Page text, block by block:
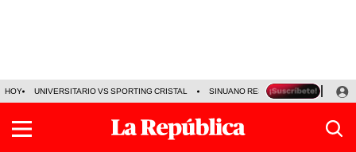
HOY UNIVERSITARIO VS SPORTING CRISTAL SINUANO RESULTADOS HOY